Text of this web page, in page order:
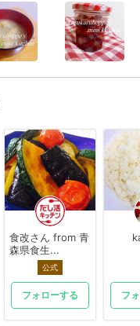
食改さん from 青
森県食生...
公式
フォローする フ